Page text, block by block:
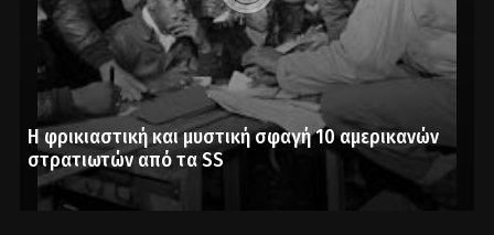
Η φρικιαστική και μυστική σφαγή 10 αμερικανών
στρατιωτών από τα SS